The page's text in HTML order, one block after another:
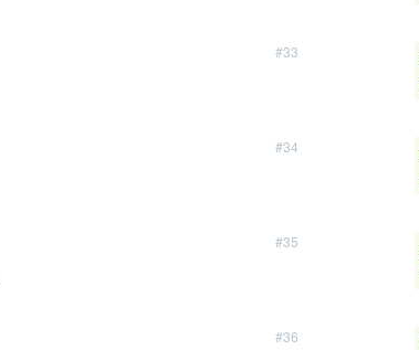
#33
#34
#35
#36